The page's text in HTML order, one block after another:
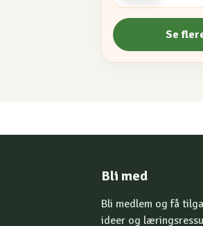
Se
Bli med
Bli medlem og få
ideer og